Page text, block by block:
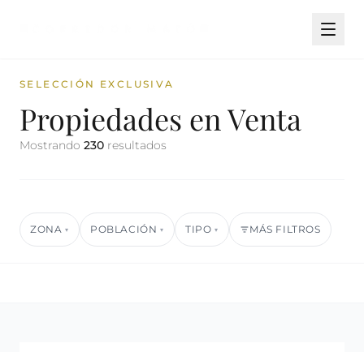
SELECCIÓN EXCLUSIVA
Propiedades en Venta
Mostrando 230 resultados
ZONA ▾ POBLACIÓN ▾ TIPO ▾ MÁS FILTROS